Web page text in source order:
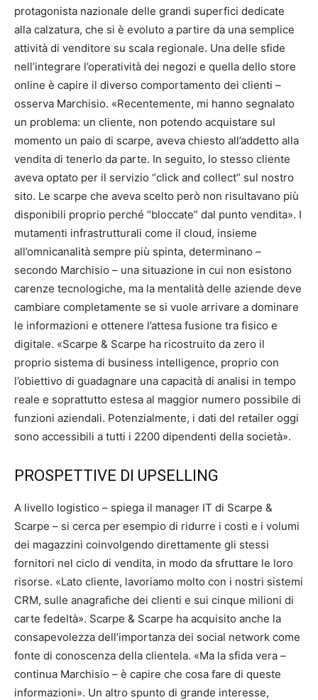
protagonista nazionale delle grandi superfici dedicate
alla calzatura, che si è evoluto a partire da una semplice
attività di venditore su scala regionale. Una delle sfide
nell’integrare l’operatività dei negozi e quella dello store
online è capire il diverso comportamento dei clienti –
osserva Marchisio. «Recentemente, mi hanno segnalato
un problema: un cliente, non potendo acquistare sul
momento un paio di scarpe, aveva chiesto all’addetto alla
vendita di tenerlo da parte. In seguito, lo stesso cliente
aveva optato per il servizio “click and collect” sul nostro
sito. Le scarpe che aveva scelto però non risultavano più
disponibili proprio perché “bloccate” dal punto vendita». I
mutamenti infrastrutturali come il cloud, insieme
all’omnicanalità sempre più spinta, determinano –
secondo Marchisio – una situazione in cui non esistono
carenze tecnologiche, ma la mentalità delle aziende deve
cambiare completamente se si vuole arrivare a dominare
le informazioni e ottenere l’attesa fusione tra fisico e
digitale. «Scarpe & Scarpe ha ricostruito da zero il
proprio sistema di business intelligence, proprio con
l’obiettivo di guadagnare una capacità di analisi in tempo
reale e soprattutto estesa al maggior numero possibile di
funzioni aziendali. Potenzialmente, i dati del retailer oggi
sono accessibili a tutti i 2200 dipendenti della società».
PROSPETTIVE DI UPSELLING
A livello logistico – spiega il manager IT di Scarpe &
Scarpe – si cerca per esempio di ridurre i costi e i volumi
dei magazzini coinvolgendo direttamente gli stessi
fornitori nel ciclo di vendita, in modo da sfruttare le loro
risorse. «Lato cliente, lavoriamo molto con i nostri sistemi
CRM, sulle anagrafiche dei clienti e sui cinque milioni di
carte fedeltà». Scarpe & Scarpe ha acquisito anche la
consapevolezza dell’importanza dei social network come
fonte di conoscenza della clientela. «Ma la sfida vera –
continua Marchisio – è capire che cosa fare di queste
informazioni». Un altro spunto di grande interesse,